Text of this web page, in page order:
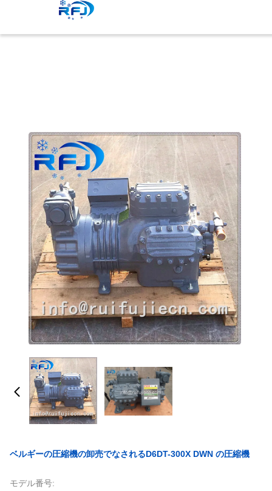
ベルギーの圧縮機の卸売でなされるD6DT-300X DWN の圧縮機
モデル番号: